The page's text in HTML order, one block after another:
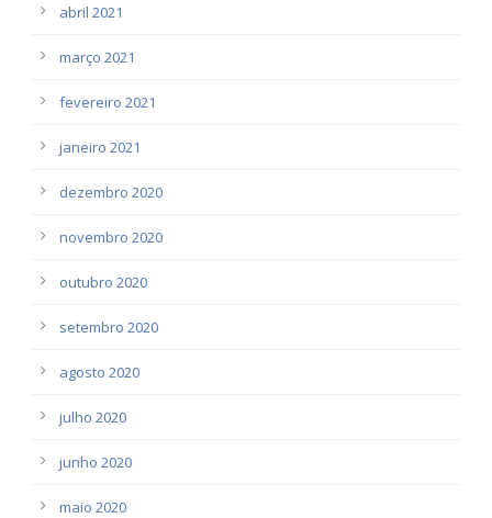
abril 2021
março 2021
fevereiro 2021
janeiro 2021
dezembro 2020
novembro 2020
outubro 2020
setembro 2020
agosto 2020
julho 2020
junho 2020
maio 2020